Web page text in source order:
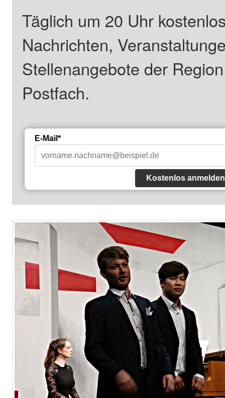
Täglich um 20 Uhr
Nachrichten,
Stellenangebote der
Postfach.
E-Mail*
Kostenlos anmelden